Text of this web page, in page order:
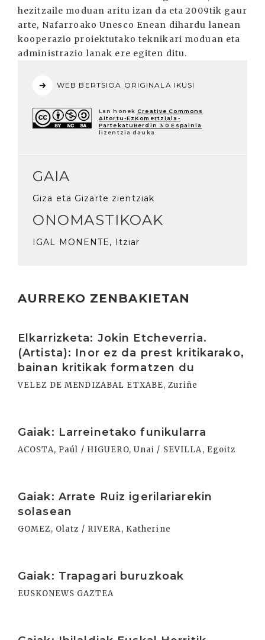
hezitzaile moduan aritu izan da eta 2009tik gaur
arte, Nafarroako Unesco Enean dihardu lanean
kooperazio proiektutako teknikari moduan eta
administrazio lanak ere egiten ditu.
WEB BERTSIOA ORIGINALA IKUSI
Lan honek Creative Commons
Aitortu-EzKomertziala-
PartekatuBerdin 3.0 Espainia
lizentzia dauka.
GAIA
Giza eta Gizarte zientziak
ONOMASTIKOAK
IGAL MONENTE, Itziar
AURREKO ZENBAKIETAN
Elkarrizketa: Jokin Etcheverria.
(Artista): Inor ez da prest kritikarako,
bainan kritikak formatzen du
VELEZ DE MENDIZABAL ETXABE, Zuriñe
Gaiak: Larreinetako funikularra
ACOSTA, Paúl / HIGUERO, Unai / SEVILLA, Egoitz
Gaiak: Arrate Ruiz igerilariarekin
solasean
GOMEZ, Olatz / RIVERA, Katherine
Gaiak: Trapagari buruzkoak
EUSKONEWS GAZTEA